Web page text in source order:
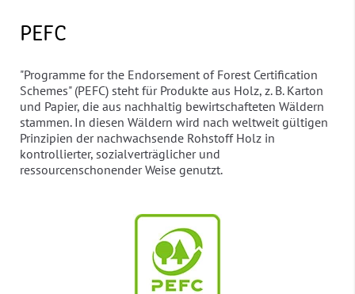
PEFC
"Programme for the Endorsement of Forest Certification
Schemes" (PEFC) steht für Produkte aus Holz, z. B. Karton
und Papier, die aus nachhaltig bewirtschafteten Wäldern
stammen. In diesen Wäldern wird nach weltweit gültigen
Prinzipien der nachwachsende Rohstoff Holz in
kontrollierter, sozialverträglicher und
ressourcenschonender Weise genutzt.